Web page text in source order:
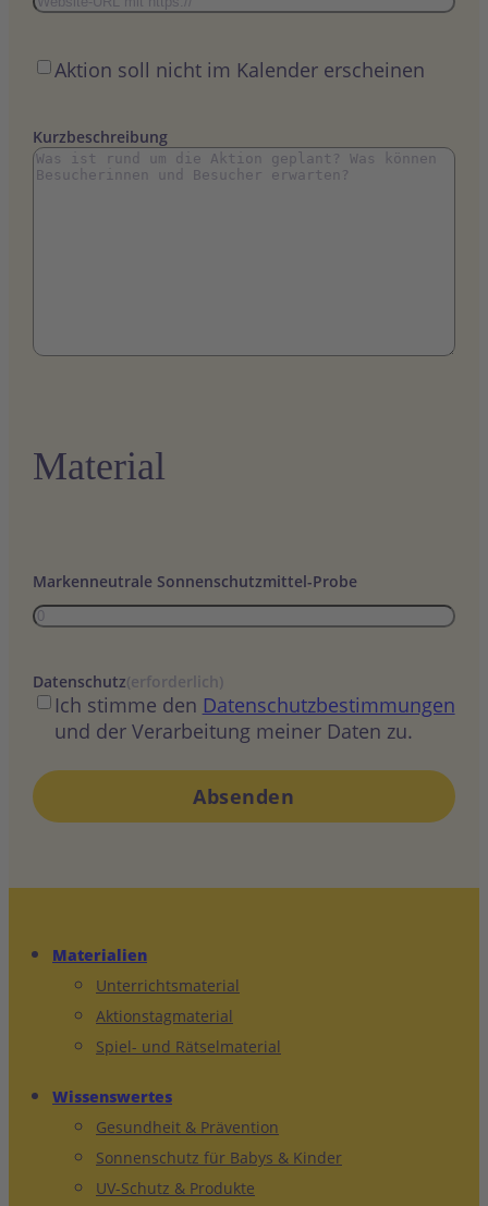
Öffentlich
Aktion soll nicht im Kalender erscheinen
Kurzbeschreibung
Material
Markenneutrale Sonnenschutzmittel-Probe
Datenschutz(erforderlich)
Ich stimme den Datenschutzbestimmungen
und der Verarbeitung meiner Daten zu.
Materialien
Unterrichtsmaterial
Aktionstagmaterial
Spiel- und Rätselmaterial
Wissenswertes
Gesundheit & Prävention
Sonnenschutz für Babys & Kinder
UV-Schutz & Produkte